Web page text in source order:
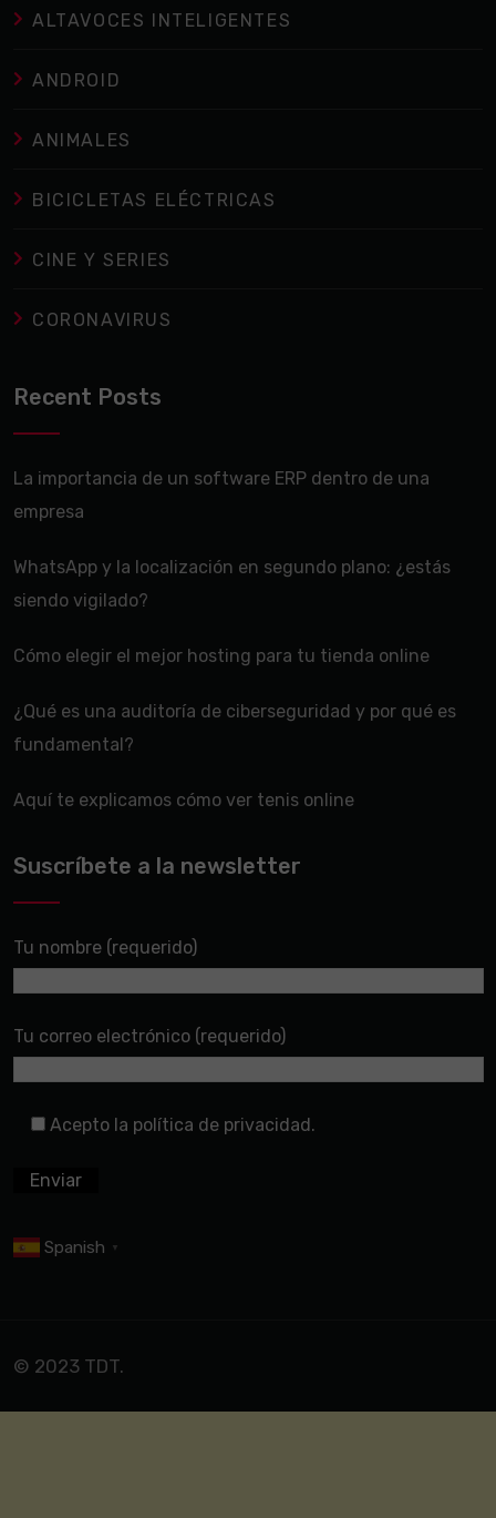
ALTAVOCES INTELIGENTES
ANDROID
ANIMALES
BICICLETAS ELÉCTRICAS
CINE Y SERIES
CORONAVIRUS
Recent Posts
La importancia de un software ERP dentro de una
empresa
WhatsApp y la localización en segundo plano: ¿estás
siendo vigilado?
Cómo elegir el mejor hosting para tu tienda online
¿Qué es una auditoría de ciberseguridad y por qué es
fundamental?
Aquí te explicamos cómo ver tenis online
Suscríbete a la newsletter
Tu nombre (requerido)
Tu correo electrónico (requerido)
Acepto la política de privacidad.
Spanish ▼
© 2023 TDT.